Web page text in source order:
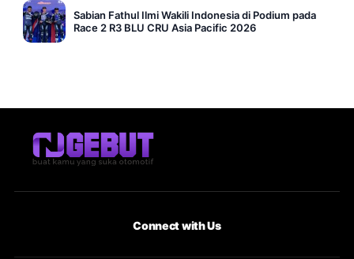
Sabian Fathul Ilmi Wakili Indonesia di Podium pada
Race 2 R3 BLU CRU Asia Pacific 2026
Connect with Us